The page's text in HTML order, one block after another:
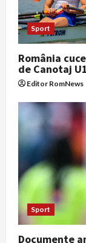
Sport
România
de Canotaj
Editor RomNews
Sport
Documente